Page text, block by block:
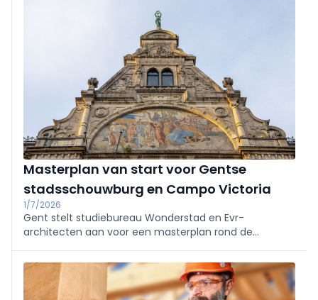
Masterplan van start voor Gentse
stadsschouwburg en Campo Victoria
1/7/2026
Gent stelt studiebureau Wonderstad en Evr-
architecten aan voor een masterplan rond de
Victoria. In één jaar onderzoeken ze een gezamenlijke
aanpak, met aandacht voor duurzaamheid,
toegankelijkheid en samenwerking tussen NTGent,